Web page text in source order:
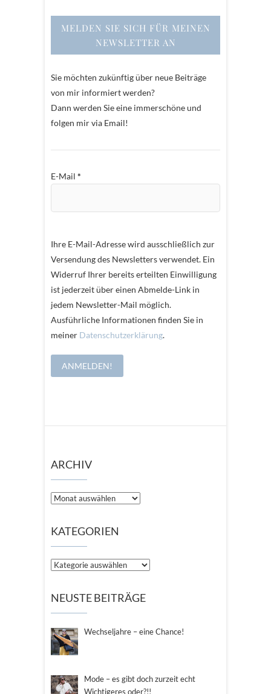
MELDEN SIE SICH FÜR MEINEN
NEWSLETTER AN
Sie möchten zukünftig über neue Beiträge
von mir informiert werden?
Dann werden Sie eine immerschöne und
folgen mir via Email!
E-Mail *
Ihre E-Mail-Adresse wird ausschließlich zur
Versendung des Newsletters verwendet. Ein
Widerruf Ihrer bereits erteilten Einwilligung
ist jederzeit über einen Abmelde-Link in
jedem Newsletter-Mail möglich.
Ausführliche Informationen finden Sie in
meiner Datenschutzerklärung.
ARCHIV
Archiv
KATEGORIEN
Kategorien
NEUSTE BEITRÄGE
Wechseljahre – eine Chance!
Mode – es gibt doch zurzeit echt
Wichtigeres oder?!!